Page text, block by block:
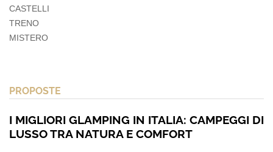
CASTELLI
TRENO
MISTERO
PROPOSTE
I MIGLIORI GLAMPING IN ITALIA: CAMPEGGI DI
LUSSO TRA NATURA E COMFORT